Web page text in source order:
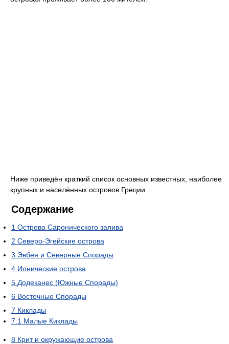
Ниже приведён краткий список основных известных, наиболее
крупных и населённых островов Греции.
Содержание
1 Острова Саронического залива
2 Северо-Эгейские острова
3 Эвбея и Северные Спорады
4 Ионические острова
5 Додеканес (Южные Спорады)
6 Восточные Спорады
7 Киклады
7.1 Малые Киклады
8 Крит и окружающие острова